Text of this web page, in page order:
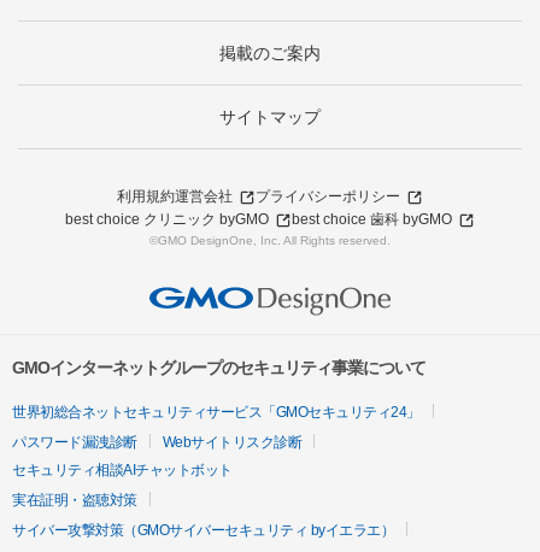
掲載のご案内
サイトマップ
利用規約運営会社
プライバシーポリシー
best choice クリニック byGMO
best choice 歯科 byGMO
©GMO DesignOne, Inc. All Rights reserved.
GMOインターネットグループのセキュリティ事業について
世界初総合ネットセキュリティサービス「GMOセキュリティ24」
パスワード漏洩診断
Webサイトリスク診断
セキュリティ相談AIチャットボット
実在証明・盗聴対策
サイバー攻撃対策（GMOサイバーセキュリティ byイエラエ）